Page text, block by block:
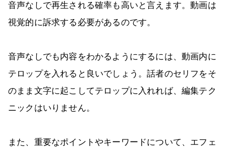
音声なしで再生される確率も高いと言えます。動画は
視覚的に訴求する必要があるのです。
音声なしでも内容をわかるようにするには、動画内に
テロップを入れると良いでしょう。話者のセリフをそ
のまま文字に起こしてテロップに入れれば、編集テク
ニックはいりません。
また、重要なポイントやキーワードについて、エフェ